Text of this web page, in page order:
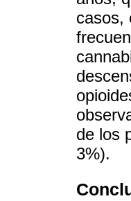
casos,
de los
3%).